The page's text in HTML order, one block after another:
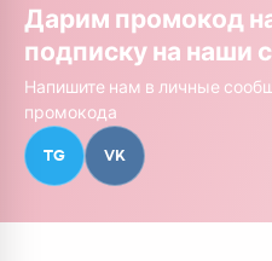
Дарим промокод
подписку на наши
Напишите нам в личные
промокода
TG VK